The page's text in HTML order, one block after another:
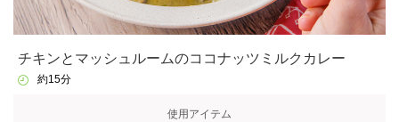
チキンとマッシュルームのココナッツミルクカレー
約15分
使用アイテム